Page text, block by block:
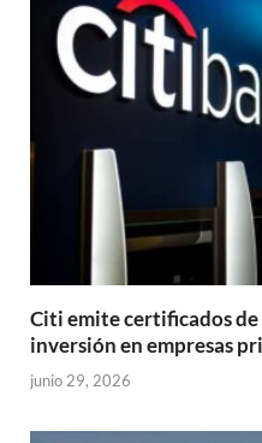
Citi emite certificados
inversión en empresas
junio 29, 2026